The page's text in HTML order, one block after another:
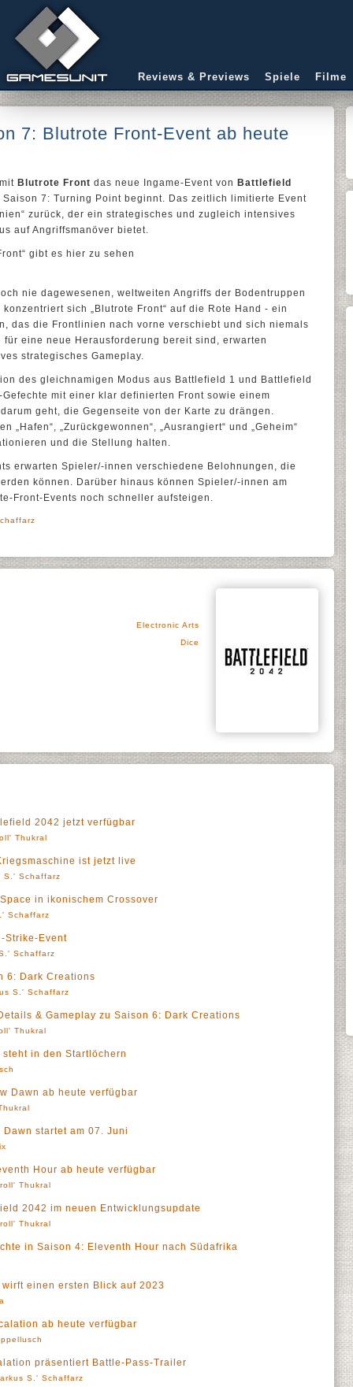
Reviews & Previews Spiele Filme
7: Blutrote Front-Event ab heute
Blutrote Front das neue Ingame-Event von Battlefield
7: Turning Point beginnt. Das zeitlich limitierte Event
zurück, der ein strategisches und zugleich intensives
auf Angriffsmanöver bietet.
gibt es hier zu sehen
nie dagewesenen, weltweiten Angriffs der Bodentruppen
sich „Blutrote Front“ auf die Rote Hand - ein
das die Frontlinien nach vorne verschiebt und sich niemals
eine neue Herausforderung bereit sind, erwarten
strategisches Gameplay.
des gleichnamigen Modus aus Battlefield 1 und Battlefield
mit einer klar definierten Front sowie einem
geht, die Gegenseite von der Karte zu drängen.
„Hafen“, „Zurückgewonnen“, „Ausrangiert“ und „Geheim“
und die Stellung halten.
erwarten Spieler/-innen verschiedene Belohnungen, die
können. Darüber hinaus können Spieler/-innen am
Front-Events noch schneller aufsteigen.
Electronic Arts
Dice
2042 jetzt verfügbar
Thukral
ist jetzt live
S.' Schaffarz
in ikonischem Crossover
Schaffarz
Strike-Event
Schaffarz
6: Dark Creations
S.' Schaffarz
& Gameplay zu Saison 6: Dark Creations
Thukral
in den Startlöchern
Dawn ab heute verfügbar
startet am 07. Juni
Hour ab heute verfügbar
Thukral
2042 im neuen Entwicklungsupdate
Thukral
in Saison 4: Eleventh Hour nach Südafrika
einen ersten Blick auf 2023
ab heute verfügbar
präsentiert Battle-Pass-Trailer
S.' Schaffarz